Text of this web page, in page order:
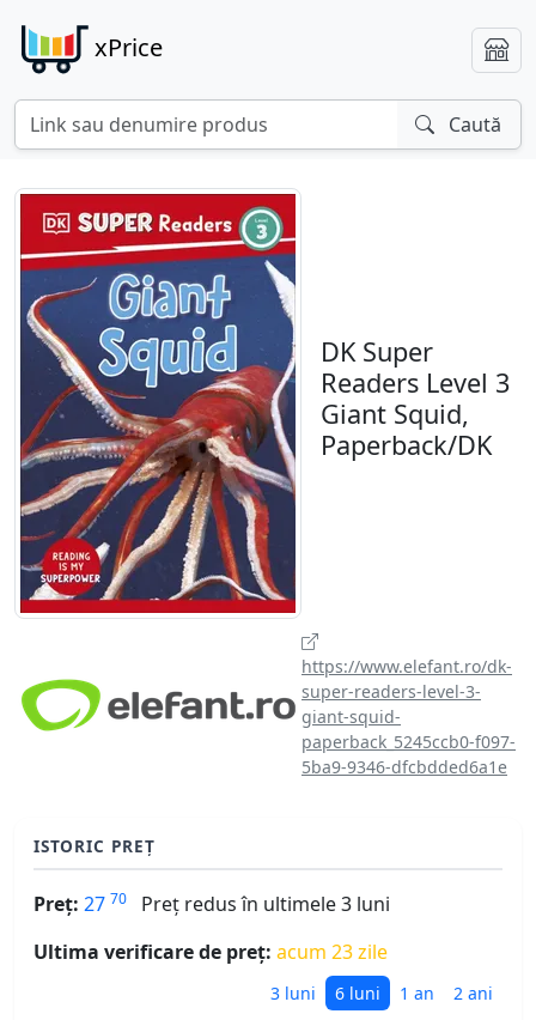
xPrice
Caută
DK Super
Readers Level 3
Giant Squid,
Paperback/DK
https://www.elefant.ro/dk-
super-readers-level-3-
giant-squid-
paperback_5245ccb0-f097-
5ba9-9346-dfcbdded6a1e
ISTORIC PREȚ
Preț: 27 70
Preț redus în ultimele 3 luni
Ultima verificare de preț: acum 23 zile
3 luni 6 luni 1 an 2 ani